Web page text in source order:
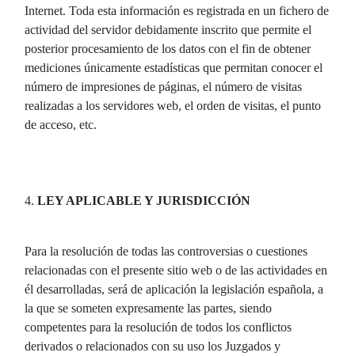
Internet. Toda esta información es registrada en un fichero de
actividad del servidor debidamente inscrito que permite el
posterior procesamiento de los datos con el fin de obtener
mediciones únicamente estadísticas que permitan conocer el
número de impresiones de páginas, el número de visitas
realizadas a los servidores web, el orden de visitas, el punto
de acceso, etc.
4. LEY APLICABLE Y JURISDICCIÓN
Para la resolución de todas las controversias o cuestiones
relacionadas con el presente sitio web o de las actividades en
él desarrolladas, será de aplicación la legislación española, a
la que se someten expresamente las partes, siendo
competentes para la resolución de todos los conflictos
derivados o relacionados con su uso los Juzgados y